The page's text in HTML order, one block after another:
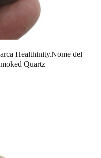
Healthinity.Nome del
Quartz